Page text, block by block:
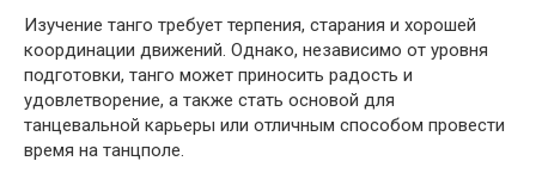
Изучение танго требует терпения, старания и хорошей
координации движений. Однако, независимо от уровня
подготовки, танго может приносить радость и
удовлетворение, а также стать основой для
танцевальной карьеры или отличным способом провести
время на танцполе.